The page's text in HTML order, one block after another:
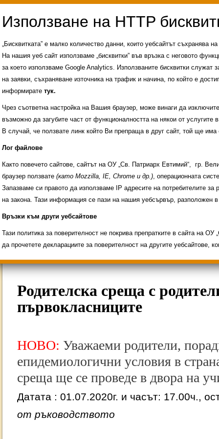
Свободни места за ученици
ИНОВАЦИЯ 2026
Олимпиади 2025/2026
Родителска среща с
първокласниците
НОВО: Уважаеми родители,
епидемиологични условия в
среща ще се проведе в двора на
Датата : 01.07.2020г. и часът: 17.00ч.,
от ръководството
„Бисквитката” е малко количество данни, които уебсайтът съхранява
На нашия уеб сайт използваме „бисквитки” във връзка с неговото
за което използваме Google Analytics. Използваните бисквитки служат
на заявки, съхраняване източника на трафик и начина, по който е
информирате тук.
Чрез съответна настройка на Вашия браузер, може винаги да
възможно да загубите част от функционалността на някои от услугите
В случай, че ползвате линк който Ви препраща в друг сайт, той ще има
Лог файлове
Както повечето сайтове, сайтът на ОУ „Св. Патриарх Евтимий“, гр.
браузер ползвате (като Mozzilla, IE, Chrome и др.), операционната
Запазваме си правото да използваме IP адресите на потребителите
на закона. Тази информация се пази на нашия уебсървър,
Връзки към други уебсайтове
Тази политика за поверителност не покрива препратките в сайта на
да прочетете декларациите за поверителност на другите уебсайтове,